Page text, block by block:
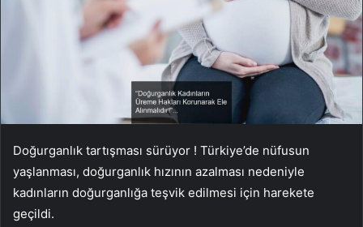
Doğurganlık tartışması sürüyor ! Türkiye’de nüfusun
yaşlanması, doğurganlık hızının azalması nedeniyle
kadınların doğurganlığa teşvik edilmesi için harekete
geçildi.